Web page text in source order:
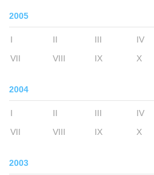
2005
I II III IV
VII
VIII IX X
2004
I II III IV
VII
VIII IX X
2003